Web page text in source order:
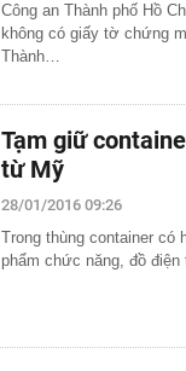
Công an Thành phố Hồ
không có giấy tờ chứng
Thành…
Tạm giữ
từ Mỹ
28/01/2016 09:26
Trong thùng container có
phẩm chức năng, đồ